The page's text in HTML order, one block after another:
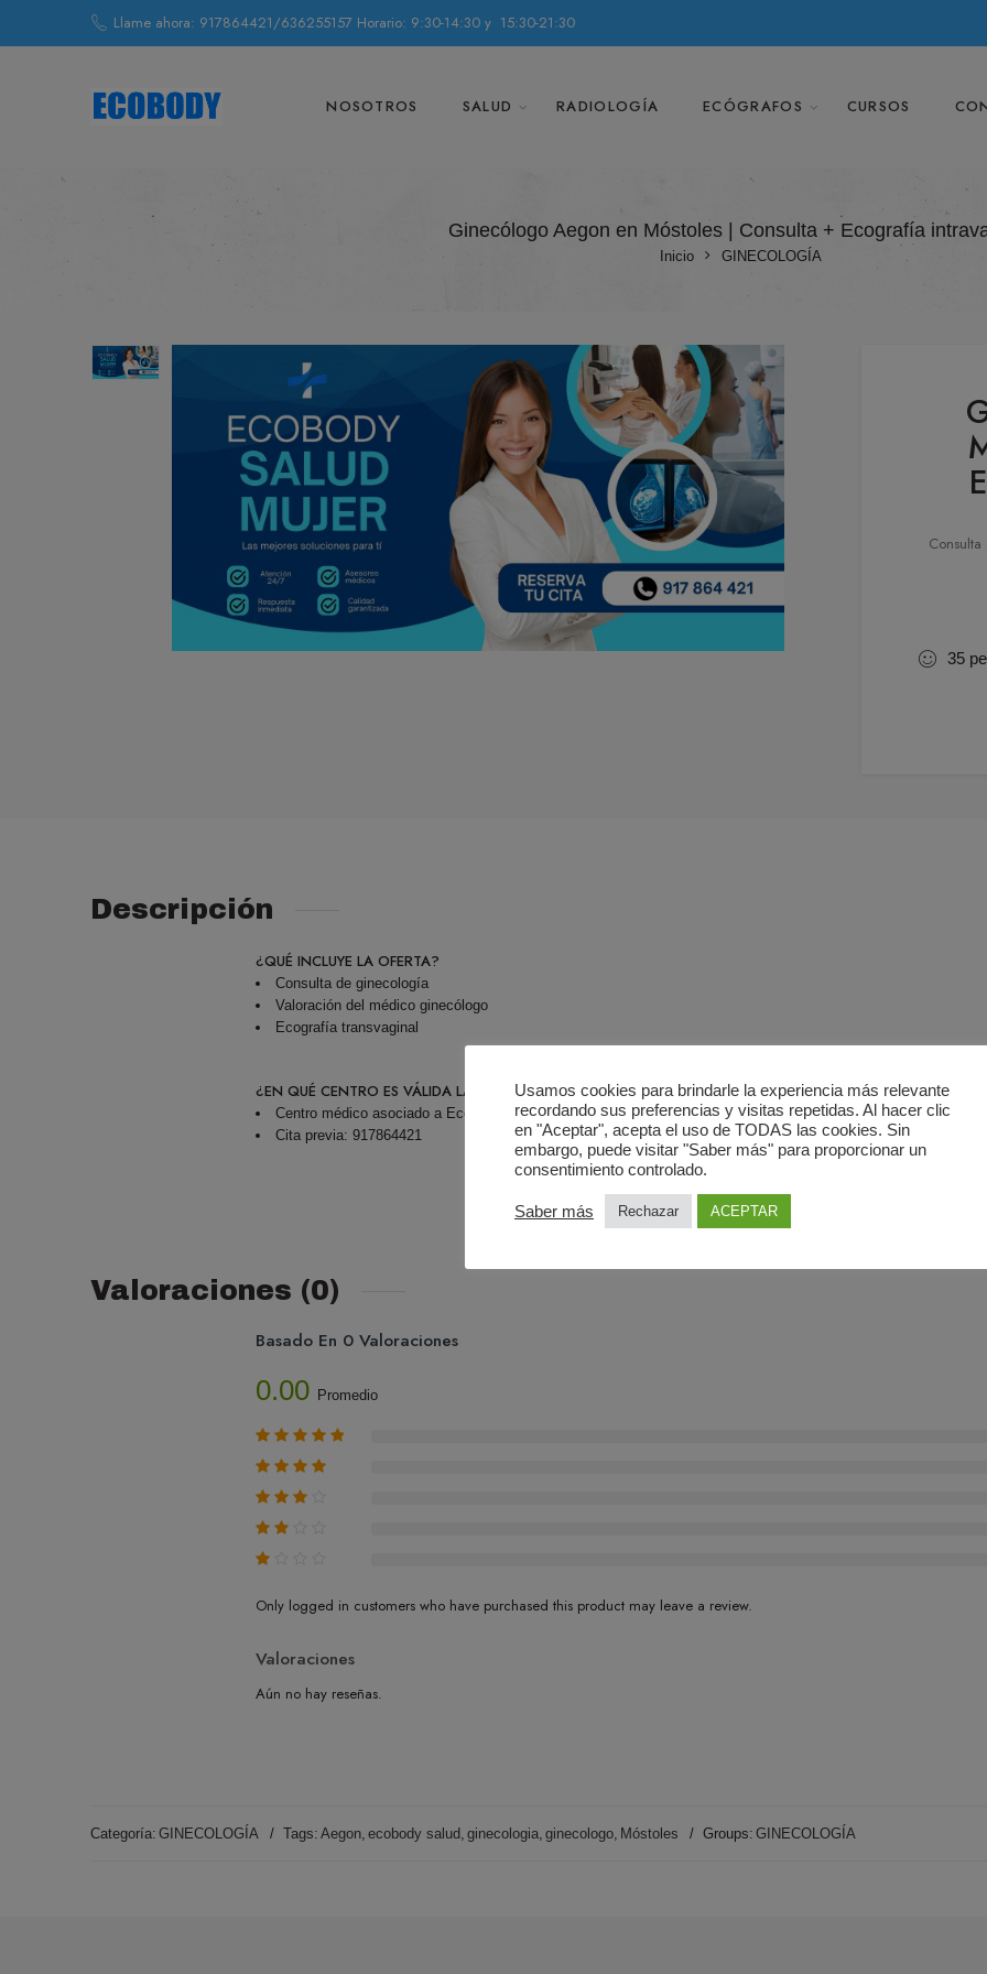
Llame ahora: 917864421/636255157 Horario: 9:30-14:30 y 15:30-21:30
NOSOTROS SALUD RADIOLOGÍA ECÓGRAFOS CURSOS
Ginecólogo Aegon en Móstoles | Consulta + Ecografía
Inicio GINECOLOGÍA
35
Descripción
¿QUÉ INCLUYE LA OFERTA?
Consulta de ginecología
Valoración del médico ginecólogo
Ecografía transvaginal
¿EN QUÉ CENTRO ES VÁLIDA LA OFERTA?
Centro médico asociado a Ecobody en Móstoles
Cita previa: 917864421
Valoraciones (0)
Basado En 0 Valoraciones
0.00 Promedio
Only logged in customers who have purchased this product may leave a review.
Valoraciones
Aún no hay reseñas.
Categoría: GINECOLOGÍA Tags: Aegon ecobody salud ginecologia ginecologo Móstoles Groups: GINECOLOGÍA
Usamos cookies para brindarle la experiencia más relevante
recordando sus preferencias y visitas repetidas. Al hacer clic
en "Aceptar", acepta el uso de TODAS las cookies. Sin
embargo, puede visitar "Saber más" para proporcionar un
consentimiento controlado.
Saber más Rechazar ACEPTAR